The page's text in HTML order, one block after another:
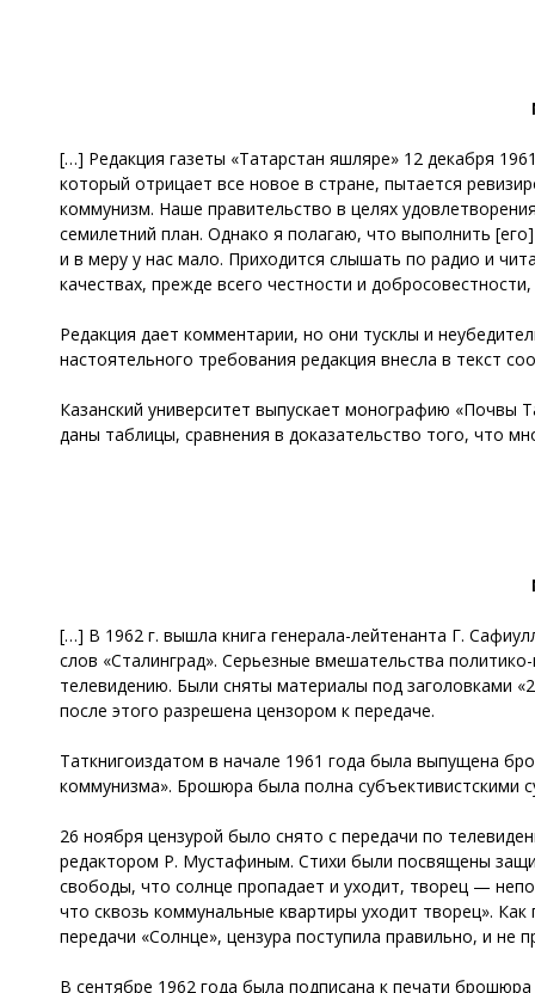
[…] Редакция газеты «Татарстан яшляре» 12 декабря
который отрицает все новое в стране, пытается
коммунизм. Наше правительство в целях
семилетний план. Однако я полагаю, что выполнить
и в меру у нас мало. Приходится слышать по радио и
качествах, прежде всего честности и
Редакция дает комментарии, но они тусклы и
настоятельного требования редакция внесла в текст
Казанский университет выпускает монографию «Почвы
даны таблицы, сравнения в доказательство того, что
[…] В 1962 г. вышла книга генерала-лейтенанта Г.
слов «Сталинград». Серьезные вмешательства
телевидению. Были сняты материалы под заголовками
после этого разрешена цензором к передаче.
Таткнигоиздатом в начале 1961 года была выпущена
коммунизма». Брошюра была полна
26 ноября цензурой было снято с передачи по
редактором Р. Мустафиным. Стихи были посвящены
свободы, что солнце пропадает и уходит, творец —
что сквозь коммунальные квартиры уходит творец».
передачи «Солнце», цензура поступила правильно, и
В сентябре 1962 года была подписана к печати